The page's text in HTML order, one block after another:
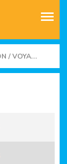
EDUCATION / VOYAGES D'ÉTUDES - D'ÉCHANGES